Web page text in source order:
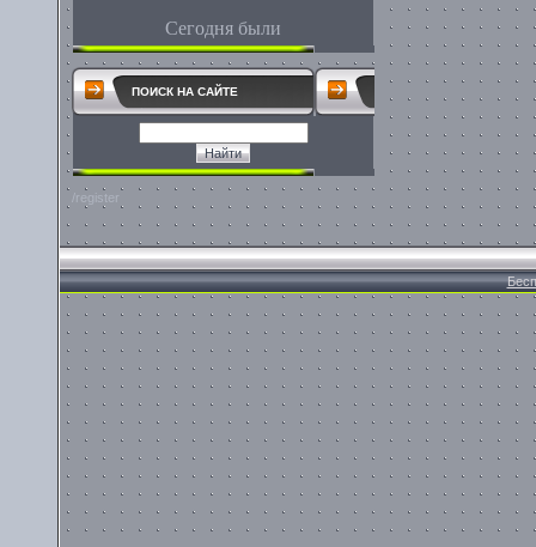
Сегодня были
ПОИСК НА САЙТЕ
/register